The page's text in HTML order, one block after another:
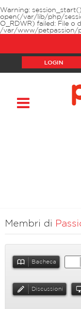
Warning:
open(/var/lib/php/
O_RDWR) failed: File o
/var/www/petpassion/
LOGIN
Membri di
Bacheca
Discussioni